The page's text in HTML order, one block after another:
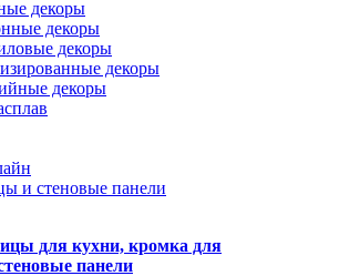
декоры
декоры
декоры
декоры
декоры
для кухни, кромка для
панели